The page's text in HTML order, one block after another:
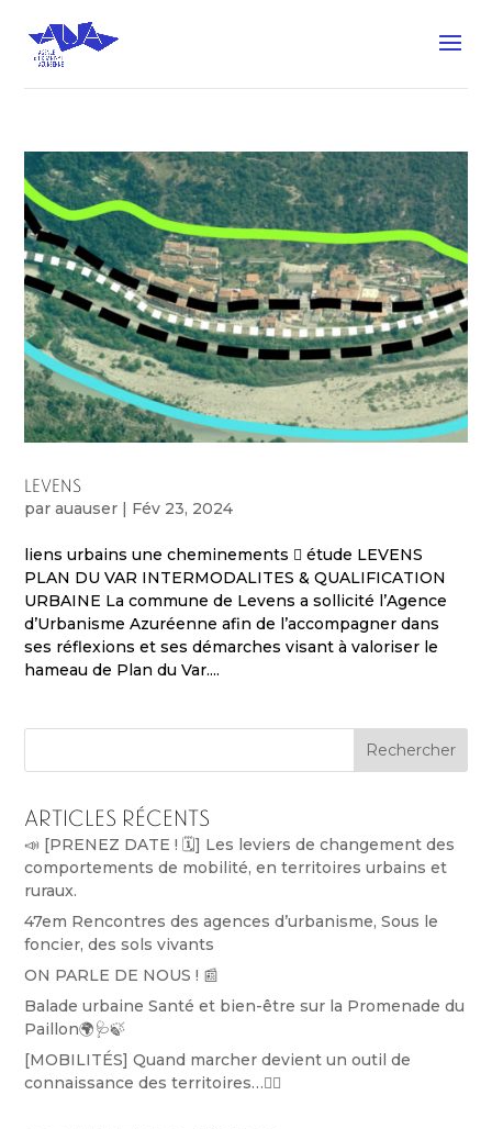
LEVENS
parauauser | Fév 23, 2024
liens urbains une cheminements  étude LEVENS
PLAN DU VAR INTERMODALITES & QUALIFICATION
URBAINE La commune de Levens a sollicité l’Agence
d’Urbanisme Azuréenne afin de l’accompagner dans
ses réflexions et ses démarches visant à valoriser le
hameau de Plan du Var....
Rechercher
Articles récents
📣 [PRENEZ DATE ! 🗓️] Les leviers de changement des
comportements de mobilité, en territoires urbains et
ruraux.
47em Rencontres des agences d’urbanisme, Sous le
foncier, des sols vivants
ON PARLE DE NOUS ! 📰
Balade urbaine Santé et bien-être sur la Promenade du
Paillon🌍🩺🍃
[MOBILITÉS] Quand marcher devient un outil de
connaissance des territoires…🚶‍♀️